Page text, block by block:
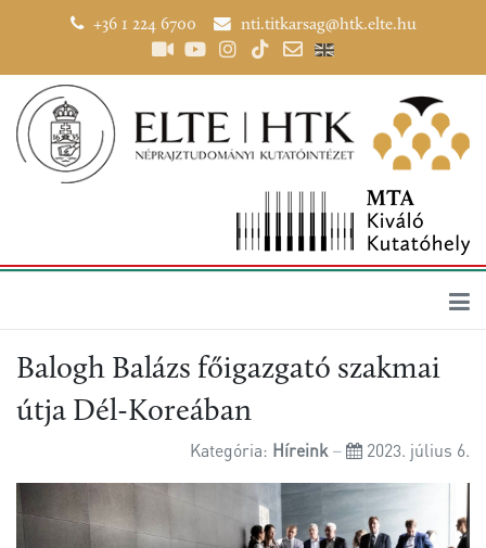
+36 1 224 6700 nti.titkarsag@htk.elte.hu
Balogh Balázs főigazgató szakmai
útja Dél-Koreában
Kategória: Híreink 2023. július 6.